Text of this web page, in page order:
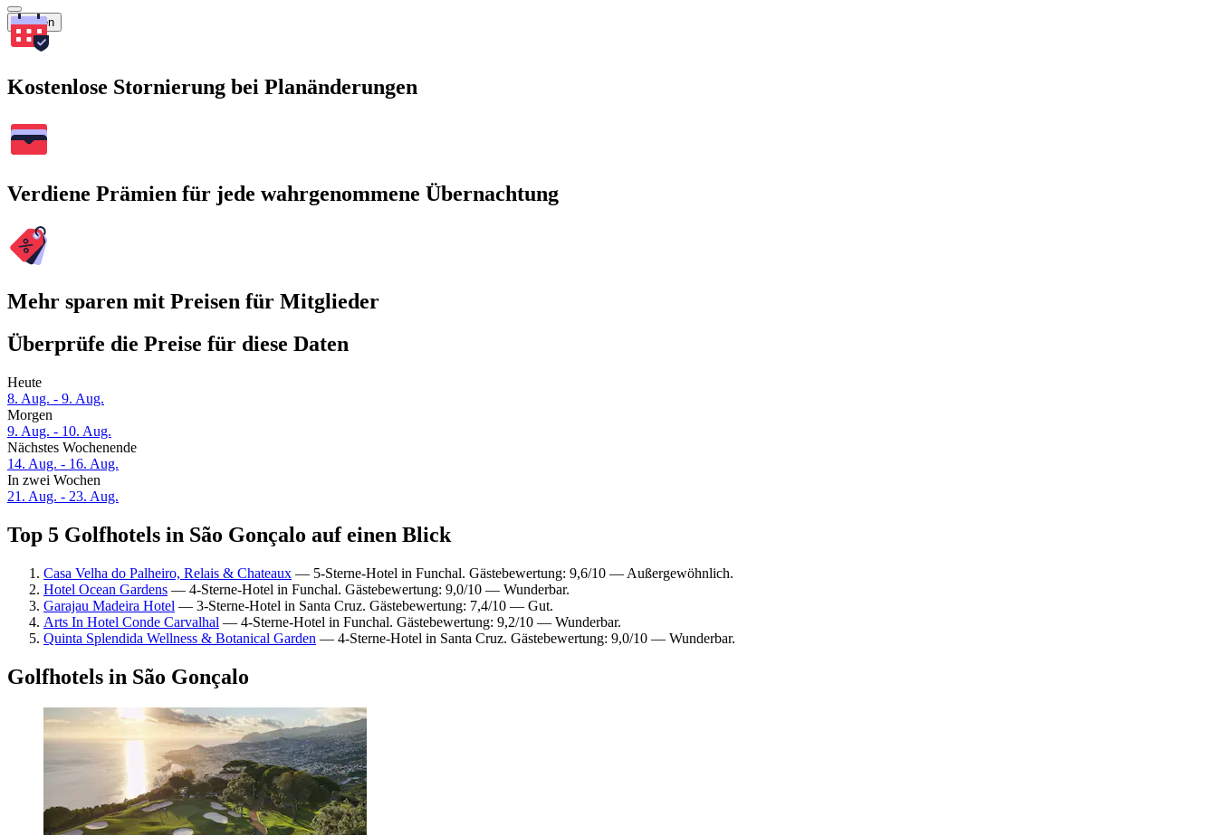
Suchen
Kostenlose Stornierung bei Planänderungen
Verdiene Prämien für jede wahrgenommene Übernachtung
Mehr sparen mit Preisen für Mitglieder
Überprüfe die Preise für diese Daten
Heute
8. Aug. - 9. Aug.
Morgen
9. Aug. - 10. Aug.
Nächstes Wochenende
14. Aug. - 16. Aug.
In zwei Wochen
21. Aug. - 23. Aug.
Top 5 Golfhotels in São Gonçalo auf einen Blick
Casa Velha do Palheiro, Relais & Chateaux — 5-Sterne-Hotel in Funchal. Gästebewertung: 9,6/10 — Außergewöhnlich.
Hotel Ocean Gardens — 4-Sterne-Hotel in Funchal. Gästebewertung: 9,0/10 — Wunderbar.
Garajau Madeira Hotel — 3-Sterne-Hotel in Santa Cruz. Gästebewertung: 7,4/10 — Gut.
Arts In Hotel Conde Carvalhal — 4-Sterne-Hotel in Funchal. Gästebewertung: 9,2/10 — Wunderbar.
Quinta Splendida Wellness & Botanical Garden — 4-Sterne-Hotel in Santa Cruz. Gästebewertung: 9,0/10 — Wunderbar.
Golfhotels in São Gonçalo